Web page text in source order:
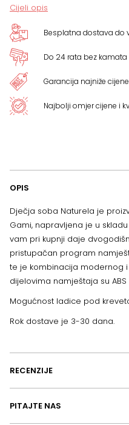
205
x
76
cm
količina
Cijeli opis
Besplatna dostava do
Do 24 rata bez kamata
Garancija najniže cijene
Najbolji omjer cijene i
OPIS
Dječja soba Naturela je
Gami, napravljena je u
vam pri kupnji daje
pristupačan program
te je kombinacija modernog i
dijelovima namještaja su ABS
Mogućnost ladice pod
Rok dostave je 3-30 dana.
RECENZIJE
PITAJTE NAS